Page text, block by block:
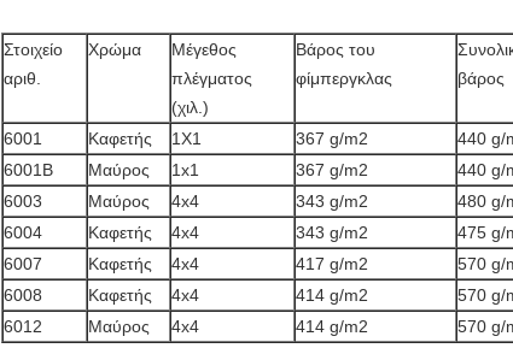
Στοιχείο
αριθ.
Χρώμα
Μέγεθος
πλέγματος
(χιλ.)
Βάρος του
φίμπεργκλας
βάρος
6001 Καφετής 1X1 367 g/m2 440 g/
6001B
Μαύρος 1x1 367 g/m2 440 g/
6003
Μαύρος 4x4 343 g/m2 480 g/
6004
Καφετής 4x4 343 g/m2 475 g/
6007
Καφετής 4x4 417 g/m2 570 g/
6008
Καφετής 4x4 414 g/m2 570 g/
6012
Μαύρος 4x4 414 g/m2 570 g/